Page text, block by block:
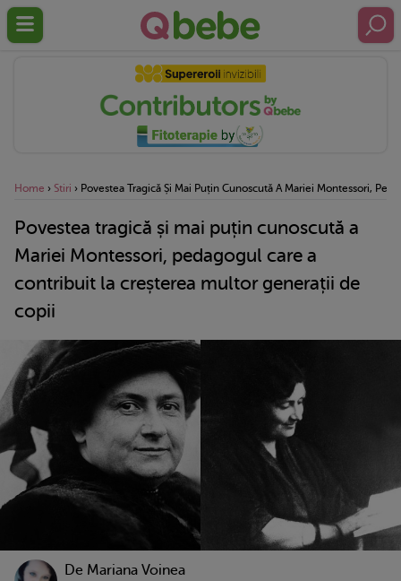
Home › Stiri › Povestea Tragică Și Mai Puțin Cunoscută A Mariei Montessori,
Povestea tragică și mai puțin cunoscută a
Mariei Montessori, pedagogul care a
contribuit la creșterea multor generații de
copii
De Mariana Voinea